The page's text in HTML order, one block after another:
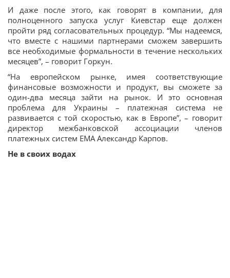
И даже после этого, как говорят в компании, для
полноценного запуска услуг Киевстар еще должен
пройти ряд согласовательных процедур. “Мы надеемся,
что вместе с нашими партнерами сможем завершить
все необходимые формальности в течение нескольких
месяцев”, – говорит Горкун.
“На европейском рынке, имея соответствующие
финансовые возможности и продукт, вы сможете за
один-два месяца зайти на рынок. И это основная
проблема для Украины – платежная система не
развивается с той скоростью, как в Европе”, – говорит
директор межбанковской ассоциации членов
платежных систем ЕМА Александр Карпов.
Не в своих водах